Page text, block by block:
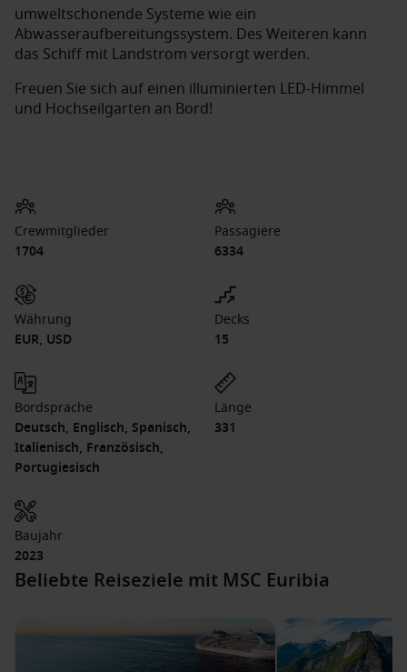
umweltschonende Systeme wie ein
Abwasseraufbereitungssystem. Des Weiteren kann
das Schiff mit Landstrom versorgt werden.
Freuen Sie sich auf einen illuminierten LED-Himmel
und Hochseilgarten an Bord!
Crewmitglieder
1704
Passagiere
6334
Währung
EUR, USD
Decks
15
Bordsprache
Deutsch, Englisch, Spanisch,
Italienisch, Französisch,
Portugiesisch
Länge
331
Baujahr
2023
Beliebte Reiseziele mit MSC Euribia